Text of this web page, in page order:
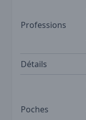
Professions
Détails
Poches